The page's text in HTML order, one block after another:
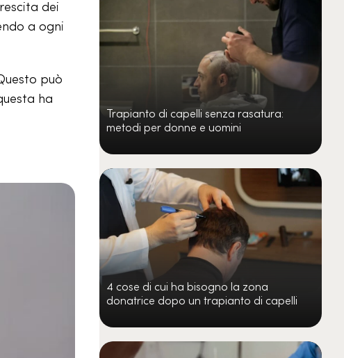
dei
a ogni
può
ha
Trapianto di capelli senza rasatura:
metodi per donne e uomini
4 cose di cui ha bisogno la zona
donatrice dopo un trapianto di capelli